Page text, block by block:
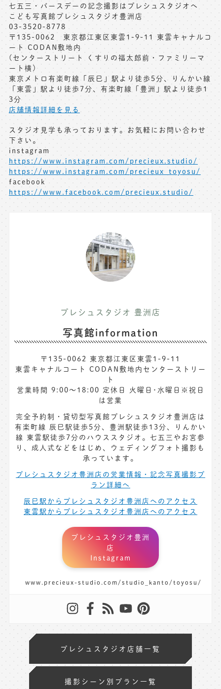
七五三・バースデーの記念撮影はプレシュスタジオへ
こども写真館プレシュスタジオ豊洲店
03-3520-8778
〒135-0062 東京都江東区東雲1-9-11 東雲キャナルコ
ート CODAN敷地内
(センターストリート くすりの福太郎前・ファミリーマ
ート横)
東京メトロ有楽町線「辰巳」駅より徒歩5分、りんかい線
「東雲」駅より徒歩7分、有楽町線「豊洲」駅より徒歩1
3分
店舗情報詳細を見る
スタジオ見学も承っております。お気軽にお問い合わせ
下さい。
instagram
https://www.instagram.com/precieux.studio/
https://www.instagram.com/precieux_toyosu/
facebook
https://www.facebook.com/precieux.studio/
プレシュスタジオ 豊洲店
写真館information
〒135-0062 東京都江東区東雲1-9-11
東雲キャナルコート CODAN敷地内センターストリー
ト
営業時間 9:00〜18:00 定休日 火曜日･水曜日※祝日
は営業
完全予約制・貸切型写真館プレシュスタジオ豊洲店は
有楽町線 辰巳駅徒歩5分、豊洲駅徒歩13分、りんかい
線 東雲駅徒歩7分のハウススタジオ。七五三やお宮参
り、成人式などをはじめ、ウェディングフォト撮影も
承っています。
プレシュスタジオ豊洲店の営業情報・記念写真撮影プ
ラン詳細へ
辰巳駅からプレシュスタジオ豊洲店へのアクセス
東雲駅からプレシュスタジオ豊洲店へのアクセス
プレシュスタジオ豊洲
店
Instagram
www.precieux-studio.com/studio_kanto/toyosu/
プレシュスタジオ店舗一覧
撮影シーン別プラン一覧